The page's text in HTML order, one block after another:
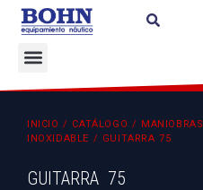
INICIO / CATÁLOGO / MANIOBRAS
INOXIDABLE / GUITARRA 75
GUITARRA 75